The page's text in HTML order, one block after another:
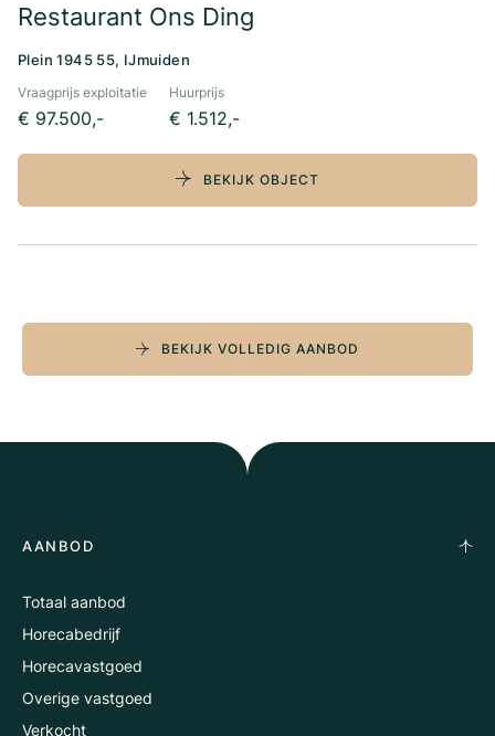
Restaurant Ons Ding
Plein 1945 55, IJmuiden
Vraagprijs exploitatie
€ 97.500,-
Huurprijs
€ 1.512,-
BEKIJK OBJECT
BEKIJK VOLLEDIG AANBOD
AANBOD
Totaal aanbod
Horecabedrijf
Horecavastgoed
Overige vastgoed
Verkocht